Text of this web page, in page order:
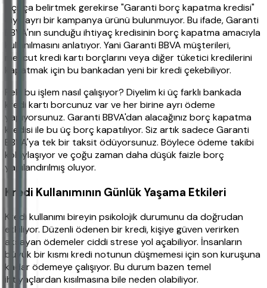
Açıkça belirtmek gerekirse "Garanti borç kapatma kredisi"
diye ayrı bir kampanya ürünü bulunmuyor. Bu ifade, Garanti
BBVA'nın sunduğu ihtiyaç kredisinin borç kapatma amacıyla
kullanılmasını anlatıyor. Yani Garanti BBVA müşterileri,
mevcut kredi kartı borçlarını veya diğer tüketici kredilerini
kapatmak için bu bankadan yeni bir kredi çekebiliyor.
Peki bu işlem nasıl çalışıyor? Diyelim ki üç farklı bankada
kredi kartı borcunuz var ve her birine ayrı ödeme
yapıyorsunuz. Garanti BBVA'dan alacağınız borç kapatma
kredisi ile bu üç borç kapatılıyor. Siz artık sadece Garanti
BBVA'ya tek bir taksit ödüyorsunuz. Böylece ödeme takibi
kolaylaşıyor ve çoğu zaman daha düşük faizle borç
yapılandırılmış oluyor.
Kredi Kullanımının Günlük Yaşama Etkileri
Kredi kullanımı bireyin psikolojik durumunu da doğrudan
etkiliyor. Düzenli ödenen bir kredi, kişiye güven verirken
aksayan ödemeler ciddi strese yol açabiliyor. İnsanların
büyük bir kısmı kredi notunun düşmemesi için son kuruşuna
kadar ödemeye çalışıyor. Bu durum bazen temel
ihtiyaçlardan kısılmasına bile neden olabiliyor.